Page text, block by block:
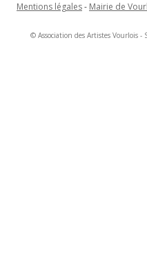
Mentions légales- Mairie de
© Association des Artistes Vourlois